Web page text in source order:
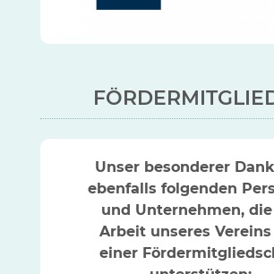
Unser besonderer
ebenfalls folgenden
und Unternehmen,
Arbeit unseres
einer